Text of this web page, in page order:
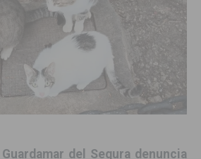
del Segura denuncia